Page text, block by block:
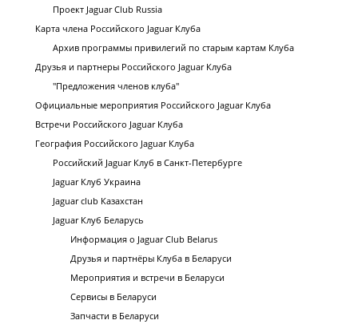
Проект Jaguar Club Russia
Карта члена Российского Jaguar Клуба
Архив программы привилегий по старым картам Клуба
Друзья и партнеры Российского Jaguar Клуба
"Предложения членов клуба"
Официальные мероприятия Российского Jaguar Клуба
Встречи Российского Jaguar Клуба
География Российского Jaguar Клуба
Российский Jaguar Клуб в Санкт-Петербурге
Jaguar Клуб Украина
Jaguar club Казахстан
Jaguar Клуб Беларусь
Информация о Jaguar Club Belarus
Друзья и партнёры Клуба в Беларуси
Мероприятия и встречи в Беларуси
Сервисы в Беларуси
Запчасти в Беларуси